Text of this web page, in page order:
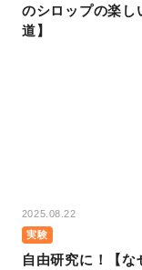
のシロップの楽し
道】
2025.08.22
実験
自由研究に！【な